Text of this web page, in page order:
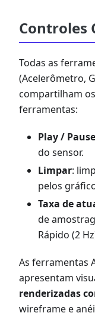
Controles
Todas as
(Acelerômetro,
compartilham
ferramentas:
Play / Pause
do sensor.
Limpar:
pelos
Taxa de
de
Rápido (2
As ferramentas
apresentam
renderizadas
wireframe e